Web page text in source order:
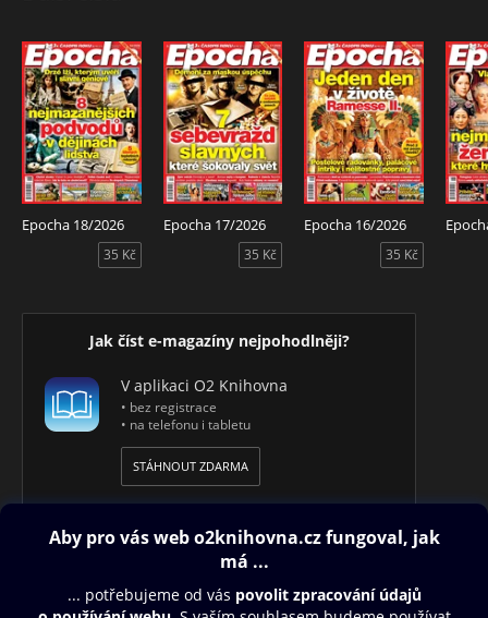
Epocha 18/2026
35 Kč
Epocha 17/2026
35 Kč
Epocha 16/2026
35 Kč
Jak číst e-magazíny nejpohodlněji?
V aplikaci O2 Knihovna
• bez registrace
• na telefonu i tabletu
STÁHNOUT ZDARMA
Obsah ke stažení